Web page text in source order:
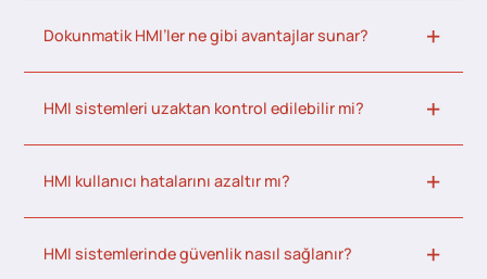
Dokunmatik HMI’ler ne gibi avantajlar sunar?
HMI sistemleri uzaktan kontrol edilebilir mi?
HMI kullanıcı hatalarını azaltır mı?
HMI sistemlerinde güvenlik nasıl sağlanır?